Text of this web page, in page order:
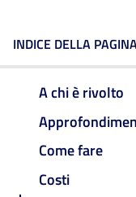
INDICE DELLA
A chi è rivolto
Come fare
Costi